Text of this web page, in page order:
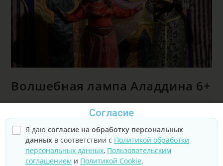
Волшебная лампа Аладдина 6+
16.04.2024 Репертуар
Классический сюжет в классической постановке на
ширме с настоящими «кукольными» эффектами.
Красивая восточная сказка о пылкой и светлой любви
Согласие
Я даю согласие на обработку персональных
данных в соответствии с Политикой обработки
персональных данных, Пользовательским
соглашением и Политикой Cookie.